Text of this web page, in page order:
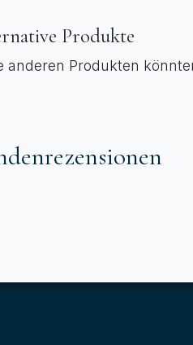
Produkte
anderen Produkten